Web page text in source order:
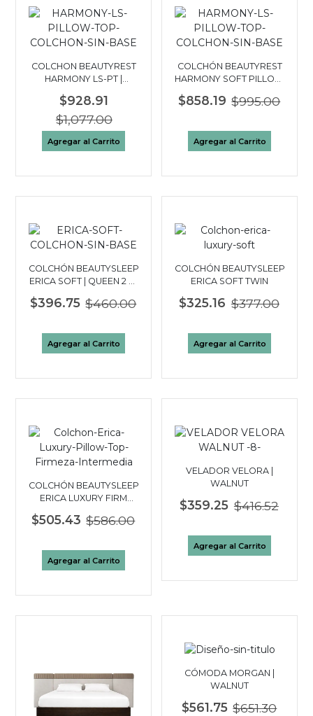
COLCHON BEAUTYREST
HARMONY LS-PT |
QUEEN 2½ PLAZAS
$928.91
$1,077.00
Agregar al Carrito
COLCHÓN BEAUTYREST
HARMONY SOFT PILLOW
$858.19 $995.00
Agregar al Carrito
COLCHÓN BEAUTYSLEEP
ERICA SOFT | QUEEN 2 ½
$396.75 $460.00
Agregar al Carrito
COLCHÓN BEAUTYSLEEP
ERICA SOFT TWIN
$325.16 $377.00
Agregar al Carrito
COLCHÓN BEAUTYSLEEP
ERICA LUXURY FIRM
$505.43 $586.00
Agregar al Carrito
VELADOR VELORA |
WALNUT
$359.25 $416.52
Agregar al Carrito
CÓMODA MORGAN |
WALNUT
$561.75 $651.30